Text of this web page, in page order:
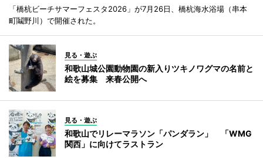
「橋杭ビーチサマーフェスタ2026」が7月26日、橋杭海水浴場（串本
町鬮野川）で開催された。
見る・遊ぶ
和歌山城公園動物園の新入りツキノワグマの名前と
絵を募集 来春公開へ
見る・遊ぶ
和歌山でリレーマラソン「パンダラン」 「WMG
関西」に向けてラストラン